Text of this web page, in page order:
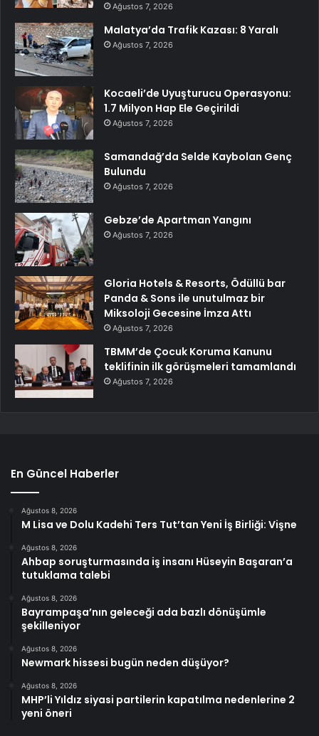
Ağustos 7, 2026
Malatya’da Trafik Kazası: 8 Yaralı
Ağustos 7, 2026
Kocaeli’de Uyuşturucu Operasyonu:
1.7 Milyon Hap Ele Geçirildi
Ağustos 7, 2026
Samandağ’da Selde Kaybolan Genç
Bulundu
Ağustos 7, 2026
Gebze’de Apartman Yangını
Ağustos 7, 2026
Gloria Hotels & Resorts, Ödüllü bar
Panda & Sons ile unutulmaz bir
Miksoloji Gecesine İmza Attı
Ağustos 7, 2026
TBMM’de Çocuk Koruma Kanunu
teklifinin ilk görüşmeleri tamamlandı
Ağustos 7, 2026
En Güncel Haberler
Ağustos 8, 2026
M Lisa ve Dolu Kadehi Ters Tut’tan Yeni İş Birliği: Vişne
Ağustos 8, 2026
Ahbap soruşturmasında iş insanı Hüseyin Başaran’a
tutuklama talebi
Ağustos 8, 2026
Bayrampaşa’nın geleceği ada bazlı dönüşümle
şekilleniyor
Ağustos 8, 2026
Newmark hissesi bugün neden düşüyor?
Ağustos 8, 2026
MHP’li Yıldız siyasi partilerin kapatılma nedenlerine 2
yeni öneri